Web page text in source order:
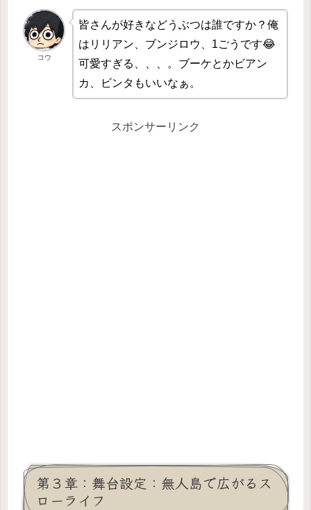
コウ
皆さんが好きなどうぶつは誰ですか？俺
はリリアン、ブンジロウ、1ごうです😂
可愛すぎる、、、。ブーケとかビアン
カ、ビンタもいいなぁ。
スポンサーリンク
第３章：舞台設定：無人島で広がるス
ローライフ